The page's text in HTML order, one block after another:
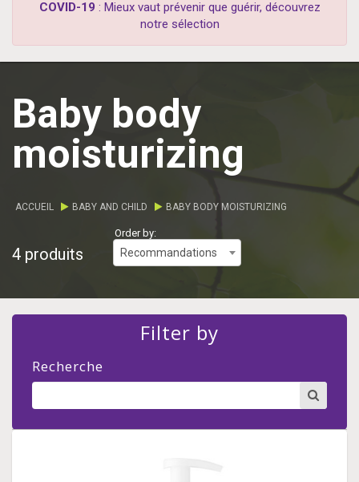
COVID-19 : Mieux vaut prévenir que guérir, découvrez
notre sélection
Baby body
moisturizing
ACCUEIL BABY AND CHILD BABY BODY MOISTURIZING
4 produits
Order by:
Recommandations
Filter by
Recherche